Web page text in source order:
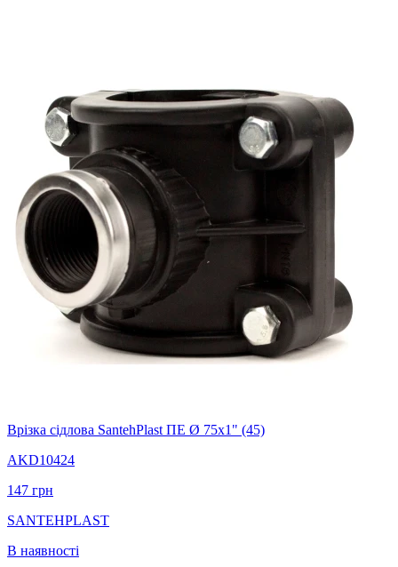
Врізка сідлова SantehPlast ПЕ Ø 75x1" (45)
AKD10424
147 грн
SANTEHPLAST
В наявності